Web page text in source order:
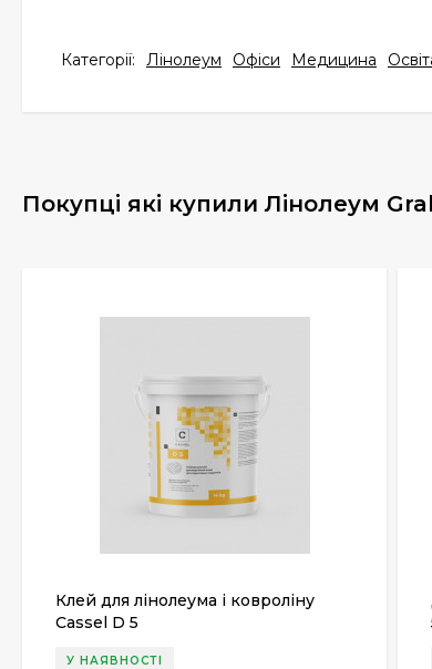
Категорії: Лінолеум Офіси Медицина
Покупці які купили Лінолеум
Клей для лінолеума і ковроліну
Cassel D 5
У НАЯВНОСТІ